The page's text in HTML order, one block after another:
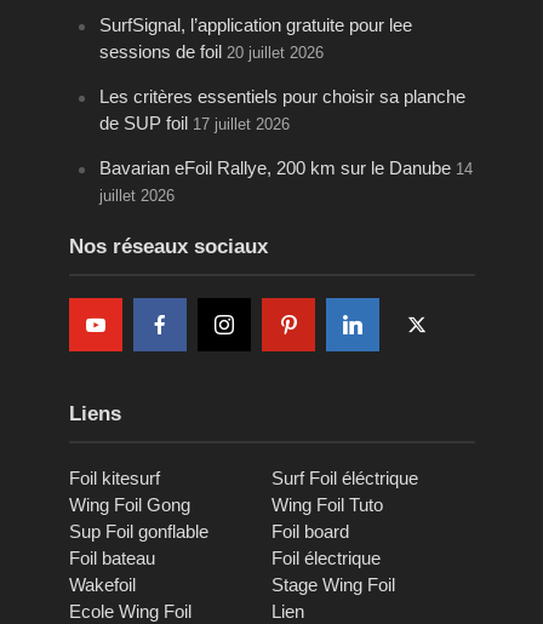
SurfSignal, l’application gratuite pour lee
sessions de foil 20 juillet 2026
Les critères essentiels pour choisir sa planche
de SUP foil 17 juillet 2026
Bavarian eFoil Rallye, 200 km sur le Danube 14
juillet 2026
Nos réseaux sociaux
Liens
Foil kitesurf
Surf Foil éléctrique
Wing Foil Gong
Wing Foil Tuto
Sup Foil gonflable
Foil board
Foil bateau
Foil électrique
Wakefoil
Stage Wing Foil
Ecole Wing Foil
Lien